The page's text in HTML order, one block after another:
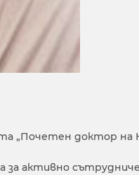
„Почетен доктор на
за активно